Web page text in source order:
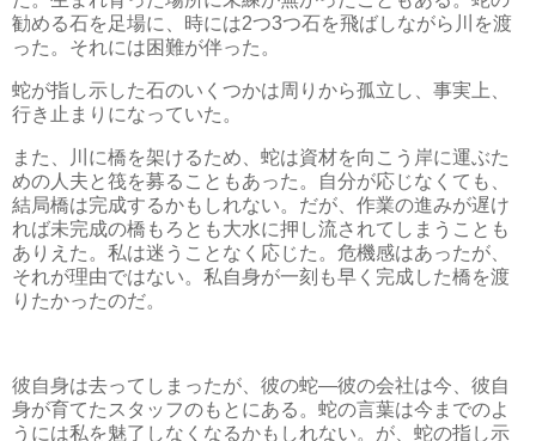
勧める石を足場に、時には2つ3つ石を飛ばしながら川を渡
った。それには困難が伴った。
蛇が指し示した石のいくつかは周りから孤立し、事実上、
行き止まりになっていた。
また、川に橋を架けるため、蛇は資材を向こう岸に運ぶた
めの人夫と筏を募ることもあった。自分が応じなくても、
結局橋は完成するかもしれない。だが、作業の進みが遅け
れば未完成の橋もろとも大水に押し流されてしまうことも
ありえた。私は迷うことなく応じた。危機感はあったが、
それが理由ではない。私自身が一刻も早く完成した橋を渡
りたかったのだ。
彼自身は去ってしまったが、彼の蛇―彼の会社は今、彼自
身が育てたスタッフのもとにある。蛇の言葉は今までのよ
うには私を魅了しなくなるかもしれない。が、蛇の指し示